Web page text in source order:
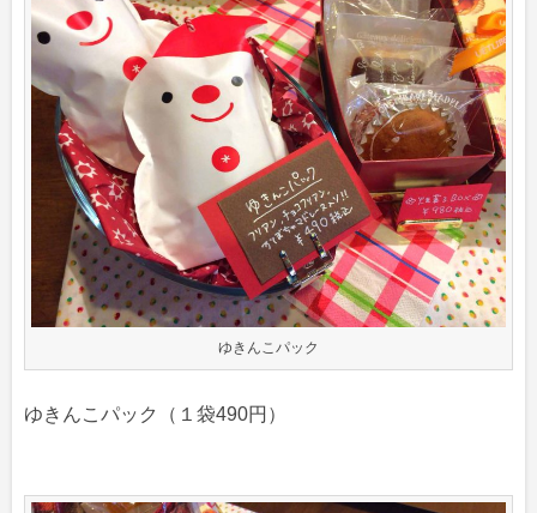
ゆきんこパック
ゆきんこパック（１袋490円）